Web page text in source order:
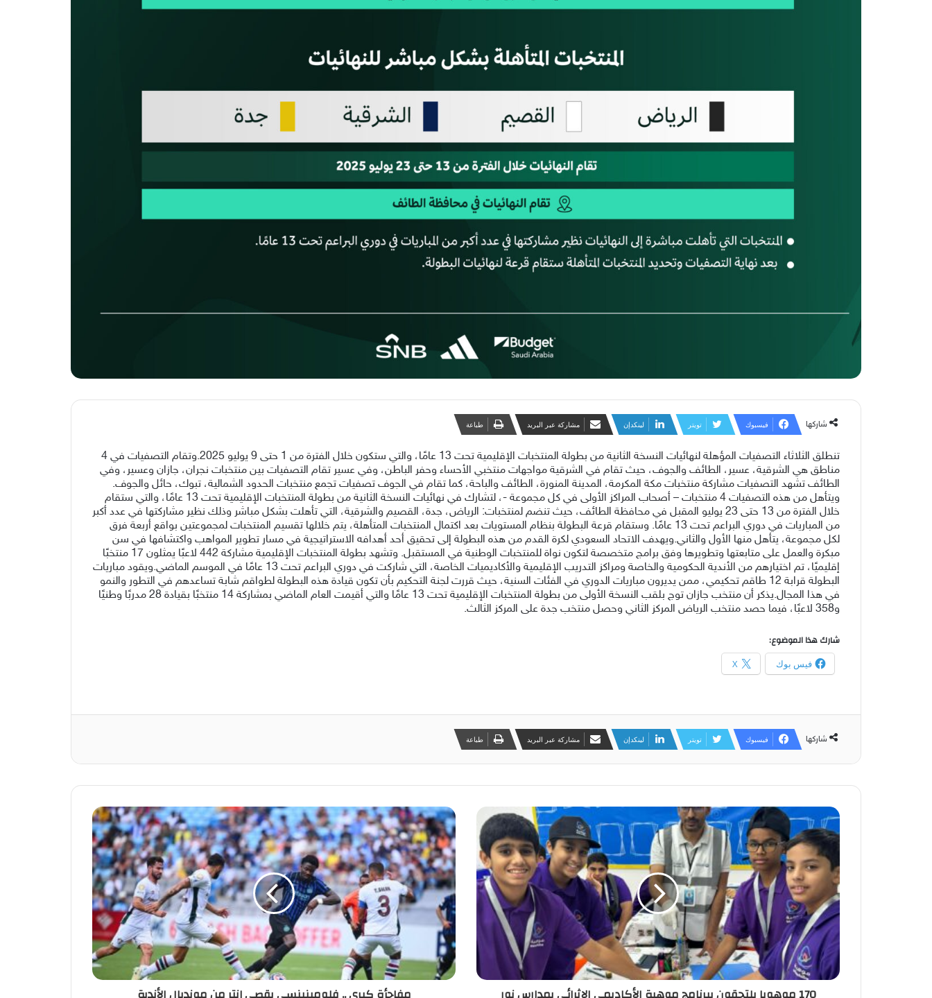
شاركها فيسبوك تويتر لينكدإن مشاركة عبر البريد طباعة
تنطلق الثلاثاء التصفيات المؤهلة لنهائيات النسخة الثانية من بطولة المنتخبات الإقليمية تحت 13 عامًا، والتي ستكون خلال الفترة من 1 حتى 9 يوليو 2025. وتقام التصفيات في 4
مناطق هي الشرقية، عسير، الطائف والجوف، حيث تقام في الشرقية مواجهات منتخبي الأحساء وحفر الباطن، وفي عسير تقام التصفيات بين منتخبات نجران، جازان وعسير، وفي
الطائف تشهد التصفيات مشاركة منتخبات مكة المكرمة، المدينة المنورة، الطائف والباحة، كما تقام في الجوف تصفيات تجمع منتخبات الحدود الشمالية، تبوك، حائل والجوف.
ويتأهل من هذه التصفيات 4 منتخبات – أصحاب المراكز الأولى في كل مجموعة -، لتشارك في نهائيات النسخة الثانية من بطولة المنتخبات الإقليمية تحت 13 عامًا، والتي ستقام
خلال الفترة من 13 حتى 23 يوليو المقبل في محافظة الطائف، حيث تنضم لمنتخبات: الرياض، جدة، القصيم والشرقية، التي تأهلت بشكل مباشر وذلك نظير مشاركتها في عدد أكبر
من المباريات في دوري البراعم تحت 13 عامًا. وستقام قرعة البطولة بنظام المستويات بعد اكتمال المنتخبات المتأهلة، يتم خلالها تقسيم المنتخبات لمجموعتين بواقع أربعة فرق
لكل مجموعة، يتأهل منها الأول والثاني. ويهدف الاتحاد السعودي لكرة القدم من هذه البطولة إلى تحقيق أحد أهدافه الاستراتيجية في مسار تطوير المواهب واكتشافها في سن
مبكرة والعمل على متابعتها وتطويرها وفق برامج متخصصة لتكون نواة للمنتخبات الوطنية في المستقبل. وتشهد بطولة المنتخبات الإقليمية مشاركة 442 لاعبًا يمثلون 17 منتخبًا
إقليميًا، تم اختيارهم من الأندية الحكومية والخاصة ومراكز التدريب الإقليمية والأكاديميات الخاصة، التي شاركت في دوري البراعم تحت 13 عامًا في الموسم الماضي. ويقود مباريات
البطولة قرابة 12 طاقم تحكيمي، ممن يديرون مباريات الدوري في الفئات السنية، حيث قررت لجنة التحكيم بأن تكون قيادة هذه البطولة لطواقم شابة تساعدهم في التطور والنمو
في هذا المجال. يذكر أن منتخب جازان توج بلقب النسخة الأولى من بطولة المنتخبات الإقليمية تحت 13 عامًا والتي أقيمت العام الماضي بمشاركة 14 منتخبًا بقيادة 28 مدربًا وطنيًا
و358 لاعبًا، فيما حصد منتخب الرياض المركز الثاني وحصل منتخب جدة على المركز الثالث.
شارك هذا الموضوع:
فيس بوك X
شاركها فيسبوك تويتر لينكدإن مشاركة عبر البريد طباعة